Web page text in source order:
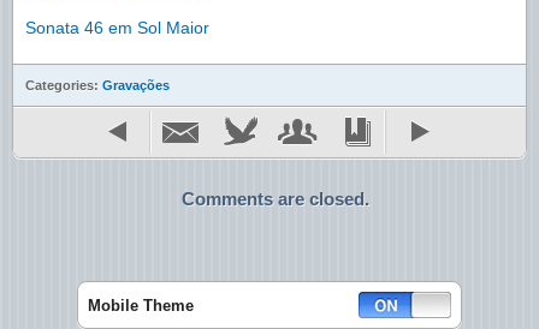
Sonata 46 em Sol Maior
Categories: Gravações
Comments are closed.
Mobile Theme